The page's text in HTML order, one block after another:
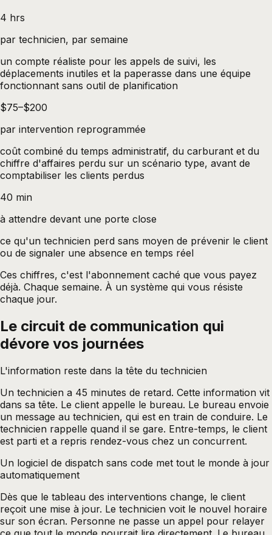
4 hrs
par technicien, par semaine
un compte réaliste pour les appels de suivi, les
déplacements inutiles et la paperasse dans une équipe
fonctionnant sans outil de planification
$75–$200
par intervention reprogrammée
coût combiné du temps administratif, du carburant et du
chiffre d'affaires perdu sur un scénario type, avant de
comptabiliser les clients perdus
40 min
à attendre devant une porte close
ce qu'un technicien perd sans moyen de prévenir le client
ou de signaler une absence en temps réel
Ces chiffres, c'est l'abonnement caché que vous payez
déjà. Chaque semaine. À un système qui vous résiste
chaque jour.
Le circuit de communication qui
dévore vos journées
L'information reste dans la tête du technicien
Un technicien a 45 minutes de retard. Cette information vit
dans sa tête. Le client appelle le bureau. Le bureau envoie
un message au technicien, qui est en train de conduire. Le
technicien rappelle quand il se gare. Entre-temps, le client
est parti et a repris rendez-vous chez un concurrent.
Un logiciel de dispatch sans code met tout le monde à jour
automatiquement
Dès que le tableau des interventions change, le client
reçoit une mise à jour. Le technicien voit le nouvel horaire
sur son écran. Personne ne passe un appel pour relayer